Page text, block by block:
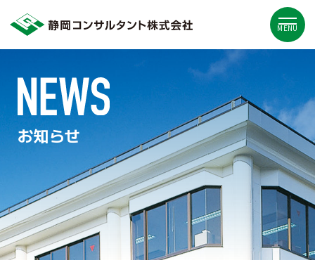
MENU
お知らせ